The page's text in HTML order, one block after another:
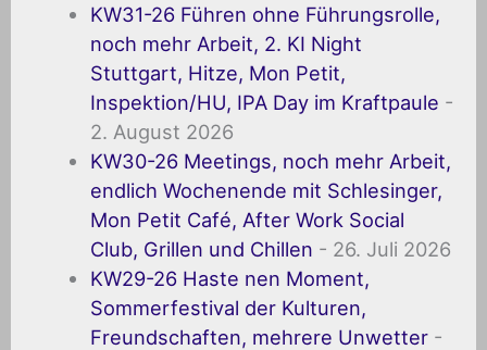
KW31-26 Führen ohne Führungsrolle,
noch mehr Arbeit, 2. KI Night
Stuttgart, Hitze, Mon Petit,
Inspektion/HU, IPA Day im Kraftpaule -
2. August 2026
KW30-26 Meetings, noch mehr Arbeit,
endlich Wochenende mit Schlesinger,
Mon Petit Café, After Work Social
Club, Grillen und Chillen - 26. Juli 2026
KW29-26 Haste nen Moment,
Sommerfestival der Kulturen,
Freundschaften, mehrere Unwetter-